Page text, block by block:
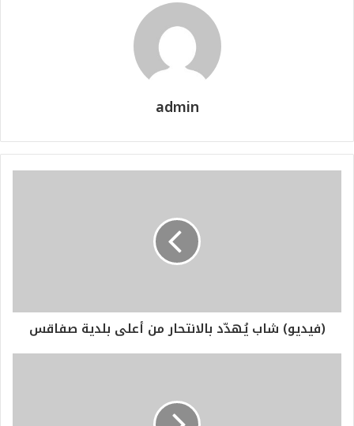
admin
(فيديو) شاب يُهدّد بالانتحار من أعلى بلدية صفاقس